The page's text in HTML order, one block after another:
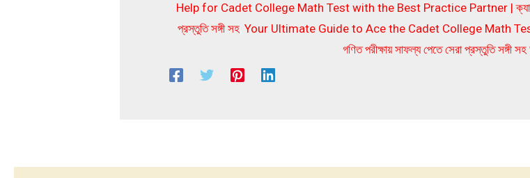
Help for Cadet College Math Test with the Best Practice Partner | ক্যাডেট
প্রস্তুতি সঙ্গী সহ Your Ultimate Guide to Ace the Cadet College Math
গণিত পরীক্ষায় সাফল্য পেতে সেরা প্রস্তুতি সঙ্গী